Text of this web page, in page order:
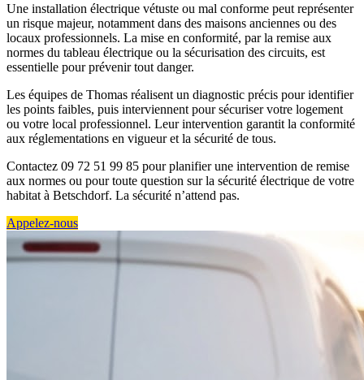
Une installation électrique vétuste ou mal conforme peut représenter
un risque majeur, notamment dans des maisons anciennes ou des
locaux professionnels. La mise en conformité, par la remise aux
normes du tableau électrique ou la sécurisation des circuits, est
essentielle pour prévenir tout danger.
Les équipes de Thomas réalisent un diagnostic précis pour identifier
les points faibles, puis interviennent pour sécuriser votre logement
ou votre local professionnel. Leur intervention garantit la conformité
aux réglementations en vigueur et la sécurité de tous.
Contactez 09 72 51 99 85 pour planifier une intervention de remise
aux normes ou pour toute question sur la sécurité électrique de votre
habitat à Betschdorf. La sécurité n’attend pas.
Appelez-nous